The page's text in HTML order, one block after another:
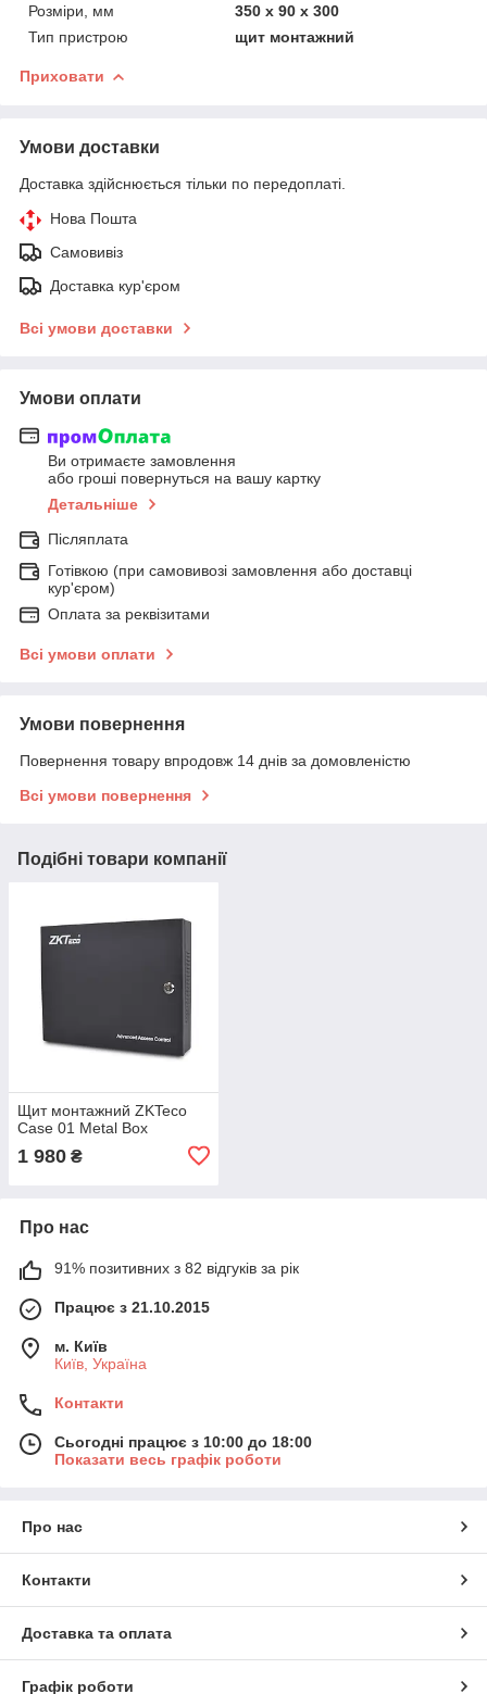
Розміри, мм
350 x 90 x 300
Тип пристрою
щит монтажний
Приховати
Умови доставки
Доставка здійснюється тільки по передоплаті.
Нова Пошта
Самовивіз
Доставка кур'єром
Всі умови доставки
Умови оплати
Ви отримаєте замовлення
або гроші повернуться на вашу картку
Детальніше
Післяплата
Готівкою (при самовивозі замовлення або доставці
кур'єром)
Оплата за реквізитами
Всі умови оплати
Умови повернення
Повернення товару впродовж 14 днів за домовленістю
Всі умови повернення
Подібні товари компанії
Щит монтажний ZKTeco
Case 01 Metal Box
1 980 ₴
Про нас
91% позитивних з 82 відгуків за рік
Працює з 21.10.2015
м. Київ
Київ, Україна
Контакти
Сьогодні працює з 10:00 до 18:00
Показати весь графік роботи
Про нас
Контакти
Доставка та оплата
Графік роботи